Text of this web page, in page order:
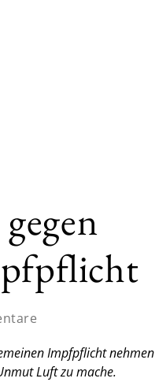
Impfpflicht nehmen
Luft zu mache.